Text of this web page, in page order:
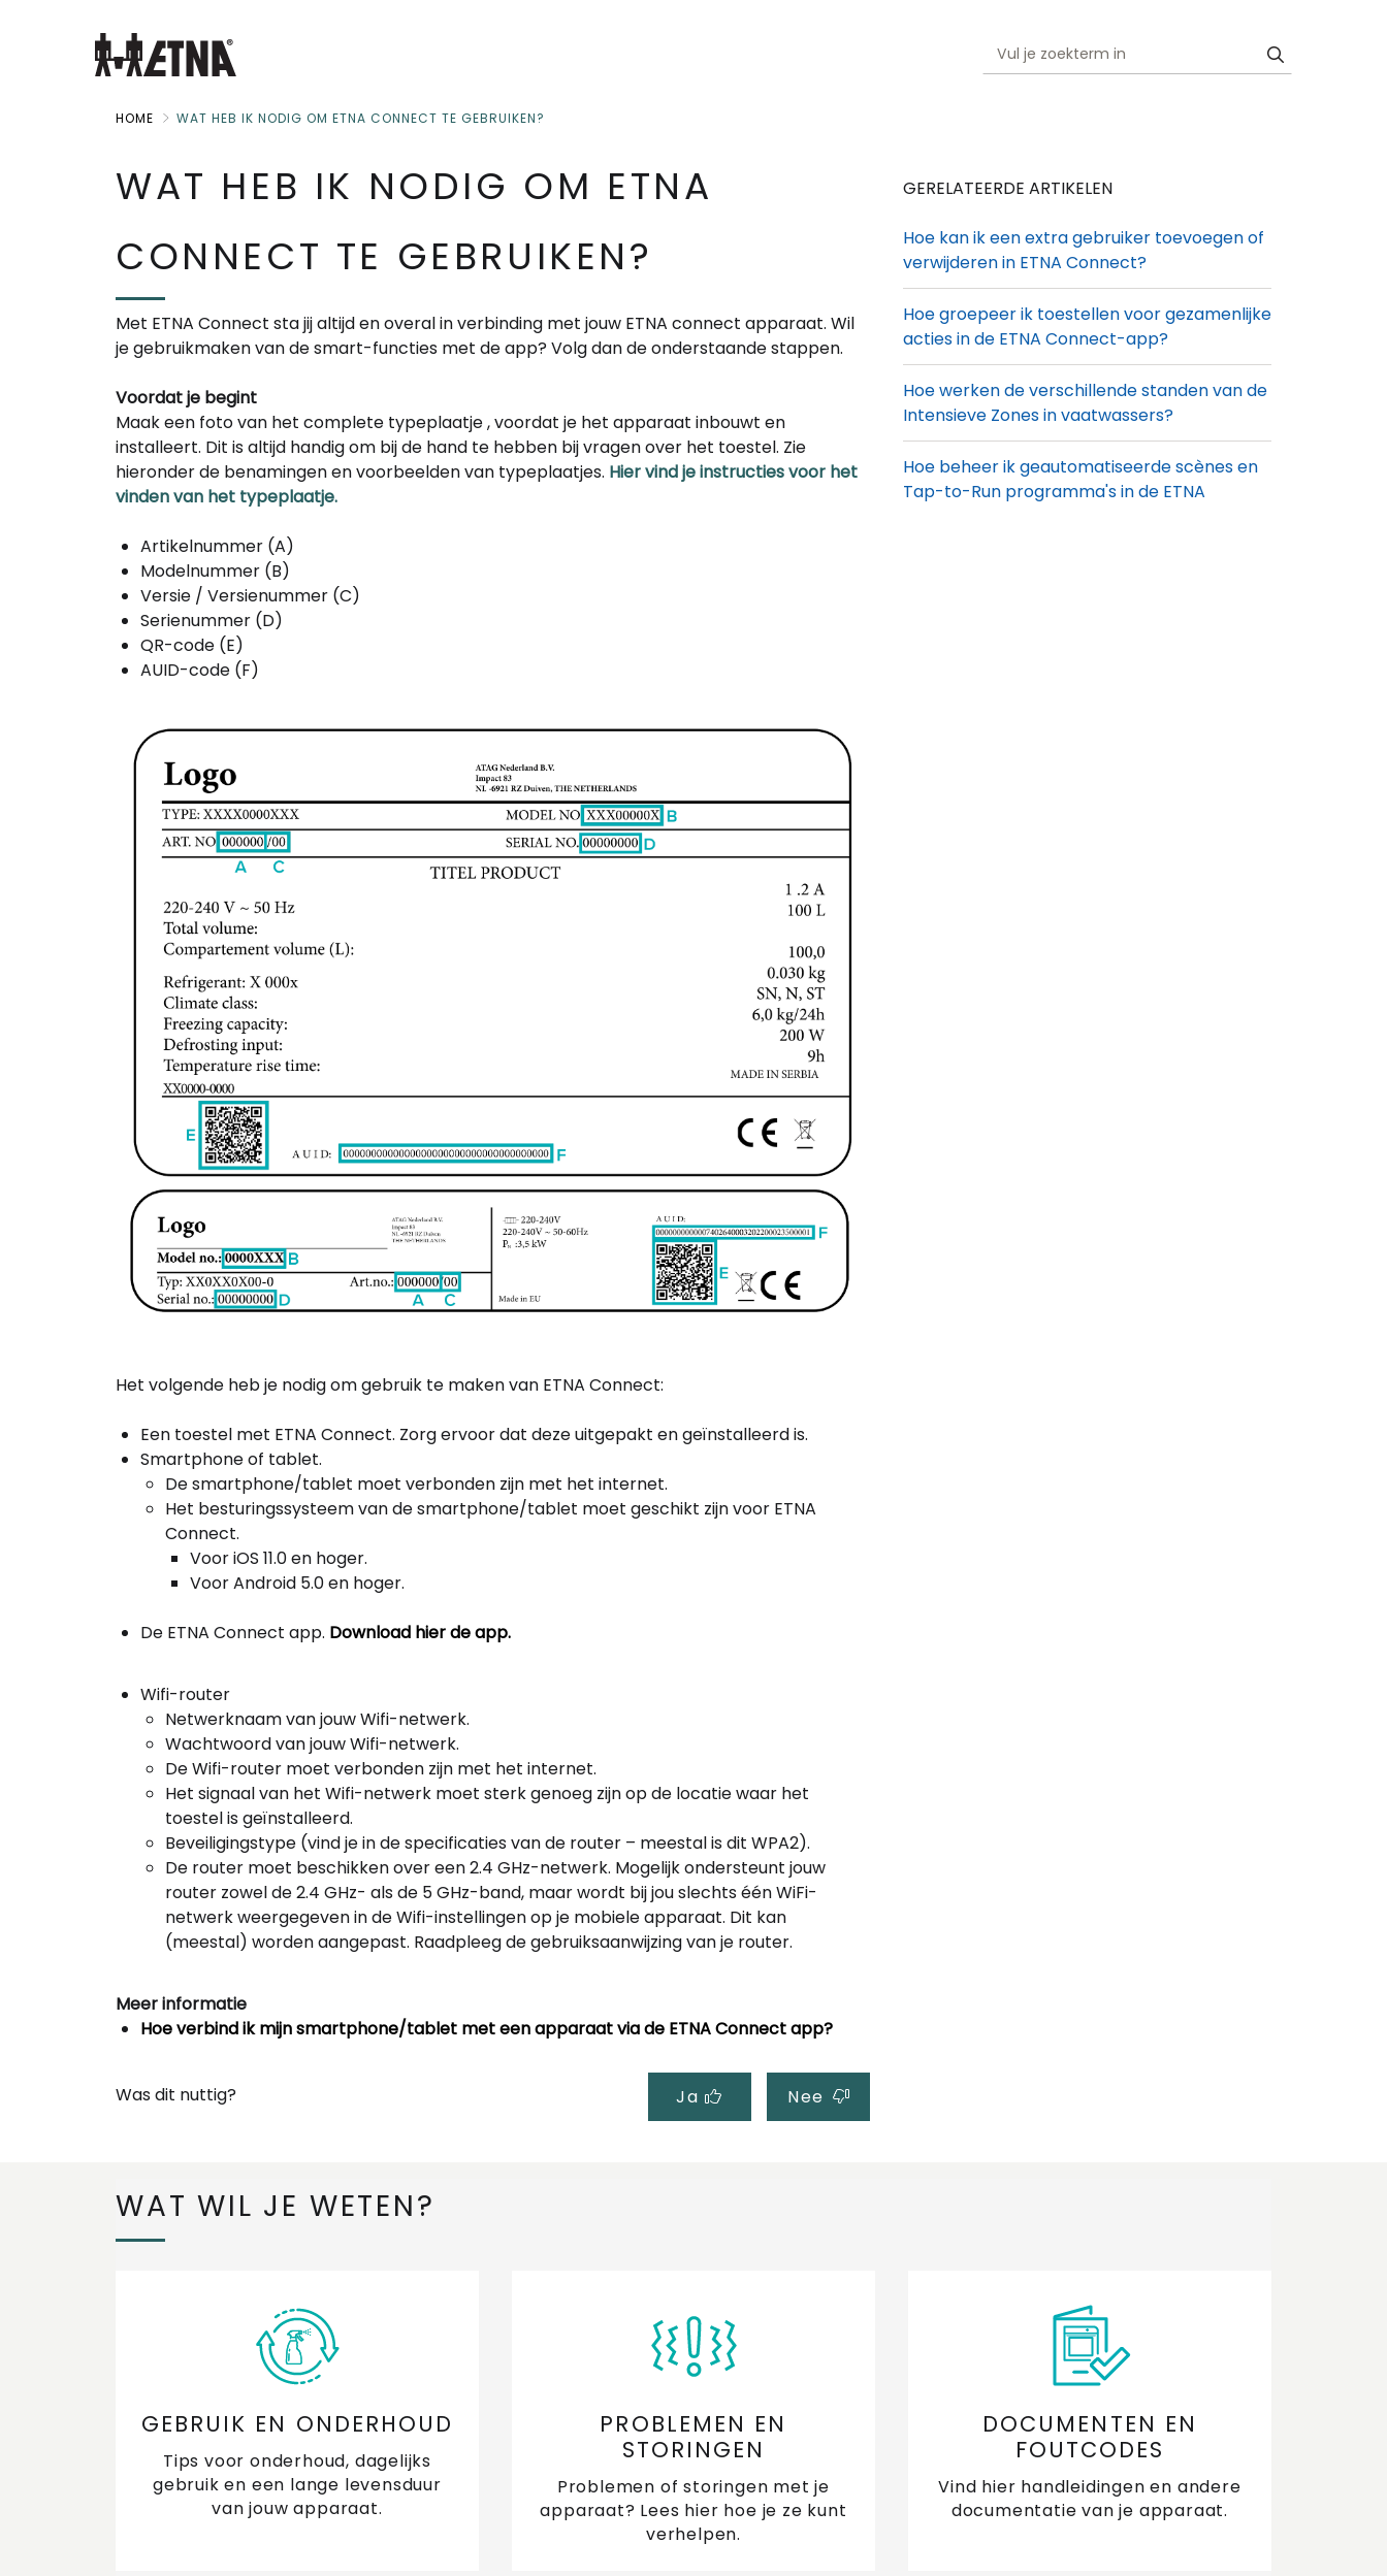
HOME WAT HEB IK NODIG OM ETNA CONNECT TE GEBRUIKEN?
WAT HEB IK NODIG OM ETNA
CONNECT TE GEBRUIKEN?
Met ETNA Connect sta jij altijd en overal in verbinding met jouw ETNA connect apparaat. Wil
je gebruikmaken van de smart-functies met de app? Volg dan de onderstaande stappen.
Voordat je begint
Maak een foto van het complete typeplaatje , voordat je het apparaat inbouwt en
installeert. Dit is altijd handig om bij de hand te hebben bij vragen over het toestel. Zie
hieronder de benamingen en voorbeelden van typeplaatjes. Hier vind je instructies voor het
vinden van het typeplaatje.
Artikelnummer (A)
Modelnummer (B)
Versie / Versienummer (C)
Serienummer (D)
QR-code (E)
AUID-code (F)
Het volgende heb je nodig om gebruik te maken van ETNA Connect:
Een toestel met ETNA Connect. Zorg ervoor dat deze uitgepakt en geïnstalleerd is.
Smartphone of tablet.
De smartphone/tablet moet verbonden zijn met het internet.
Het besturingssysteem van de smartphone/tablet moet geschikt zijn voor ETNA
Connect.
Voor iOS 11.0 en hoger.
Voor Android 5.0 en hoger.
De ETNA Connect app. Download hier de app.
Wifi-router
Netwerknaam van jouw Wifi-netwerk.
Wachtwoord van jouw Wifi-netwerk.
De Wifi-router moet verbonden zijn met het internet.
Het signaal van het Wifi-netwerk moet sterk genoeg zijn op de locatie waar het
toestel is geïnstalleerd.
Beveiligingstype (vind je in de specificaties van de router – meestal is dit WPA2).
De router moet beschikken over een 2.4 GHz-netwerk. Mogelijk ondersteunt jouw
router zowel de 2.4 GHz- als de 5 GHz-band, maar wordt bij jou slechts één WiFi-
netwerk weergegeven in de Wifi-instellingen op je mobiele apparaat. Dit kan
(meestal) worden aangepast. Raadpleeg de gebruiksaanwijzing van je router.
Meer informatie
Hoe verbind ik mijn smartphone/tablet met een apparaat via de ETNA Connect app?
Was dit nuttig? Ja Nee
GERELATEERDE ARTIKELEN
Hoe kan ik een extra gebruiker toevoegen of
verwijderen in ETNA Connect?
Hoe groepeer ik toestellen voor gezamenlijke
acties in de ETNA Connect-app?
Hoe werken de verschillende standen van de
Intensieve Zones in vaatwassers?
Hoe beheer ik geautomatiseerde scènes en
Tap-to-Run programma's in de ETNA
WAT WIL JE WETEN?
GEBRUIK EN ONDERHOUD
Tips voor onderhoud, dagelijks
gebruik en een lange levensduur
van jouw apparaat.
PROBLEMEN EN
STORINGEN
Problemen of storingen met je
apparaat? Lees hier hoe je ze kunt
verhelpen.
DOCUMENTEN EN
FOUTCODES
Vind hier handleidingen en andere
documentatie van je apparaat.